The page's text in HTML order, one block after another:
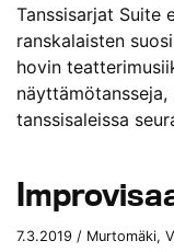
Tanssisarjat Suite
ranskalaisten
hovin
tanssisaleissa
7.3.2019 / Murtomäki,